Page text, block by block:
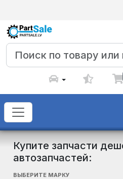
Купите запчасти
автозапчастей:
ВЫБЕРИТЕ МАРКУ